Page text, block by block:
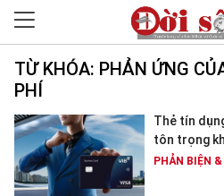
TỪ KHÓA: PHẢN ỨNG
PHÍ
Thẻ tín
tôn trọng
PHẢN BIỆN